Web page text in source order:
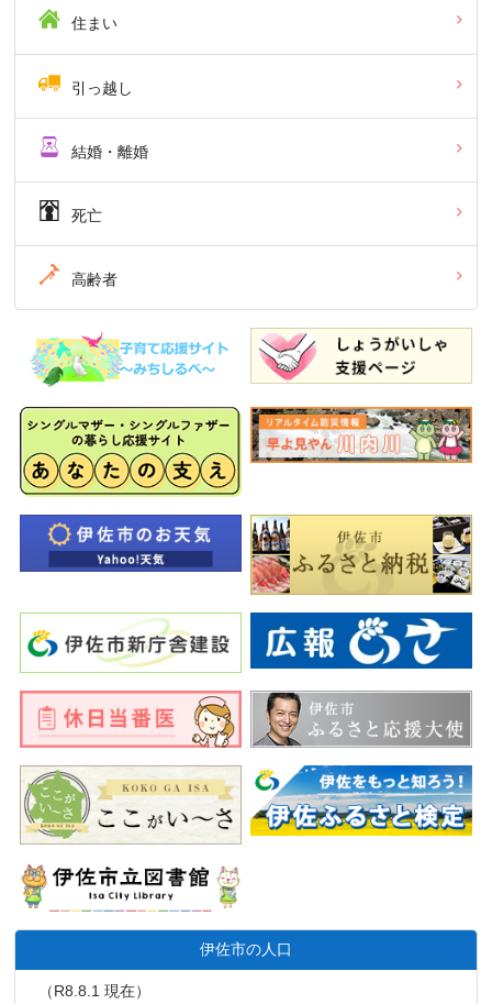
住まい
引っ越し
結婚・離婚
死亡
高齢者
伊佐市の人口
（R8.8.1 現在）